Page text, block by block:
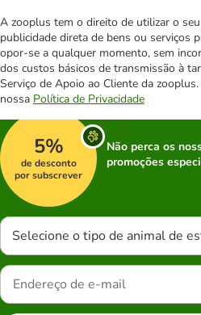
A zooplus tem o direito de utilizar o
publicidade direta de bens ou serviços
opor-se a qualquer momento, sem
dos custos básicos de transmissão à
Serviço de Apoio ao Cliente da
nossa Política de Privacidade
5%
de desconto
por subscrever
Não perca os
promoções
Selecione o tipo de animal de